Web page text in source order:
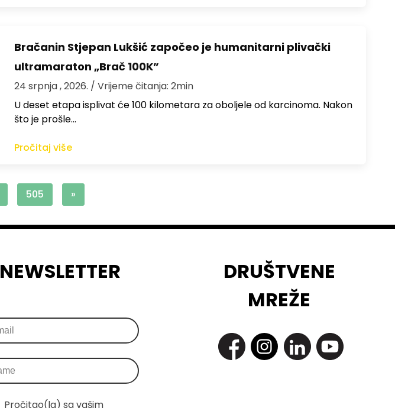
Bračanin Stjepan Lukšić započeo je humanitarni plivački
ultramaraton „Brač 100K”
24 srpnja , 2026. / Vrijeme čitanja: 2min
U deset etapa isplivat će 100 kilometara za oboljele od karcinoma. Nakon
što je prošle…
Pročitaj više
505 »
NEWSLETTER
Pročitao(la) sa vašim
DRUŠTVENE
MREŽE